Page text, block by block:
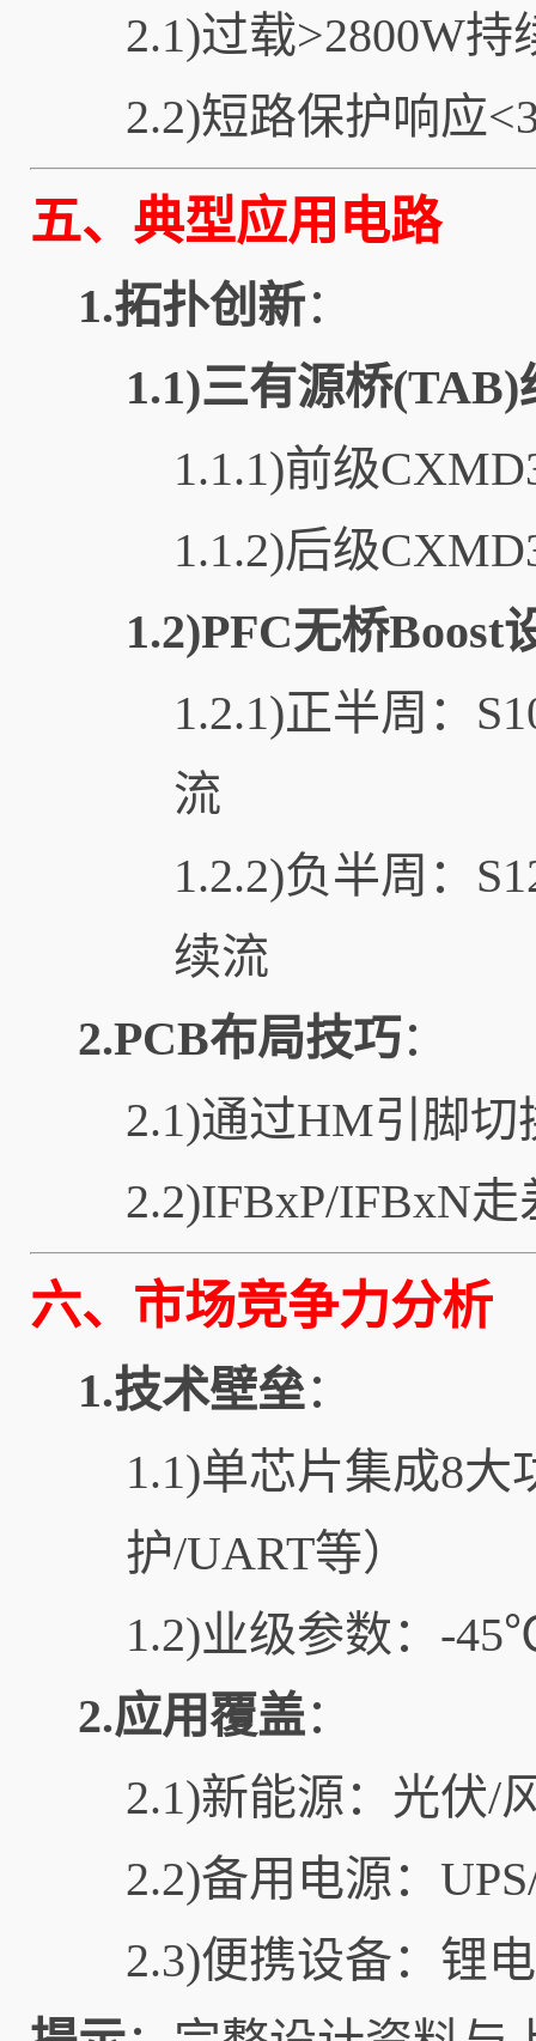
2.1)过载>2800W
2.2)短路保护响应
五、典型应用电路
1.拓扑创新：
1.1)三有源桥(TAB)
1.1.1)前级
1.1.2)后级
1.2)PFC无桥Boost
1.2.1)正半周：
流
1.2.2)负半周：
续流
2.PCB布局技巧：
2.1)通过HM引脚切
2.2)IFBxP/IFBxN
六、市场竞争力分析
1.技术壁垒：
1.1)单芯片集成8
护/UART等）
1.2)业级参数：-
2.应用覆盖：
2.1)新能源：光伏/
2.2)备用电源：
2.3)便携设备：锂